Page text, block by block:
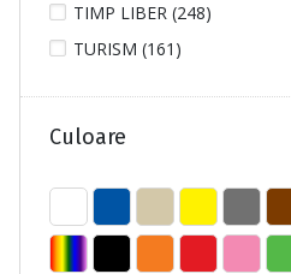
XL (86)
TIMP LIBER (248)
TURISM (161)
Culoare